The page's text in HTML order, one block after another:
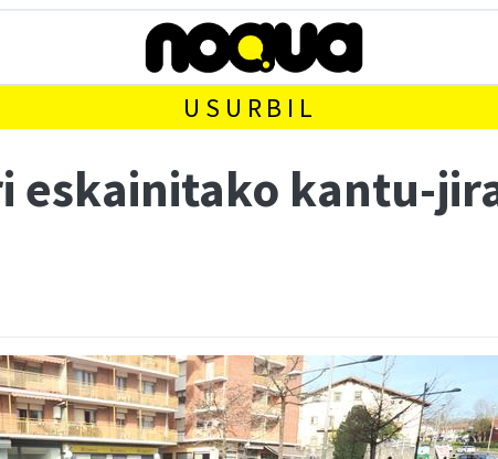
USURBIL
eskainitako kantu-